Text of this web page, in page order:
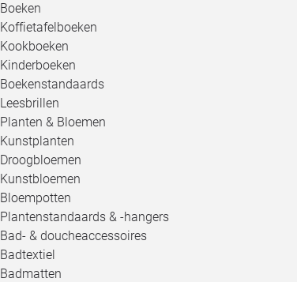
Boeken
Koffietafelboeken
Kookboeken
Kinderboeken
Boekenstandaards
Leesbrillen
Planten & Bloemen
Kunstplanten
Droogbloemen
Kunstbloemen
Bloempotten
Plantenstandaards & -hangers
Bad- & doucheaccessoires
Badtextiel
Badmatten